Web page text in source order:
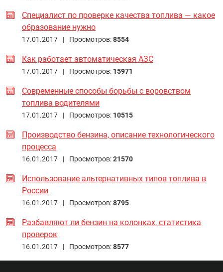
Специалист по проверке качества топлива — какое
образование нужно
17.01.2017 | Просмотров:8554
Как работает автоматическая АЗС
17.01.2017 | Просмотров: 15971
Современные способы борьбы с воровством
топлива водителями
17.01.2017 | Просмотров: 10515
Производство бензина, описание технологического
процесса
16.01.2017 | Просмотров:21570
Использование альтернативных типов топлива в
России
16.01.2017 | Просмотров:8795
Разбавляют ли бензин на колонках, статистика
проверок
16.01.2017 | Просмотров:8577